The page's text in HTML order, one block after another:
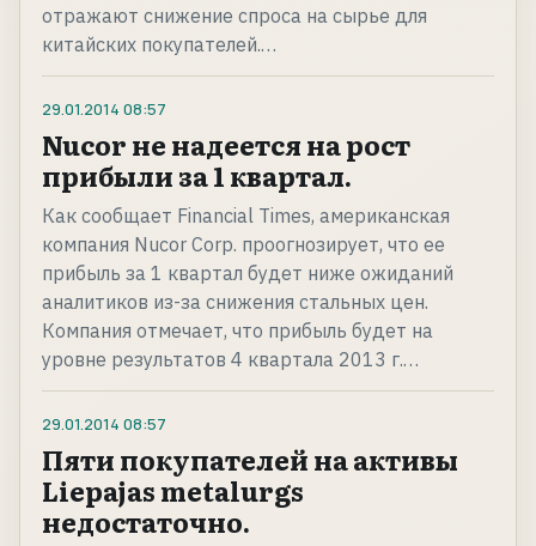
отражают снижение спроса на сырье для
китайских покупателей.…
29.01.2014 08:57
Nucor не надеется на рост
прибыли за 1 квартал.
Как сообщает Financial Times, американская
компания Nucor Corp. проогнозирует, что ее
прибыль за 1 квартал будет ниже ожиданий
аналитиков из-за снижения стальных цен.
Компания отмечает, что прибыль будет на
уровне результатов 4 квартала 2013 г.…
29.01.2014 08:57
Пяти покупателей на активы
Liepajas metalurgs
недостаточно.